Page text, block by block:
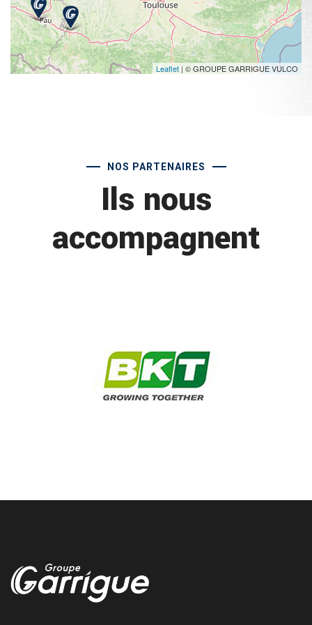
Leaflet | © GROUPE GARRIGUE VULCO
NOS PARTENAIRES
Ils nous
accompagnent
Montreal du gers reparation pneu
Chez Garrigue Vulco nous realisons la reparation de vos pneus